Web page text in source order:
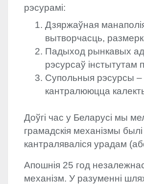
рэсурамі:
Дзяржаўная
вытворчасць,
Падыход рынкавых
рэсурсаў інстытутам
Супольныя рэсурсы
кантралююцца
Доўгі час у Беларусі мы
грамадскія механізмы
кантраляваліся урадам
Апошнія 25 год
механізм. У разуменні